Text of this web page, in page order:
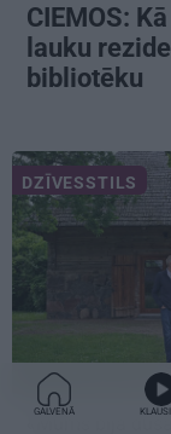
CIEMOS:
lauku
bibliotēku
DZĪVESSTILS
GALVENĀ